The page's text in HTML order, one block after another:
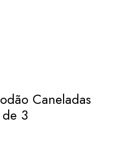
Caneladas
3